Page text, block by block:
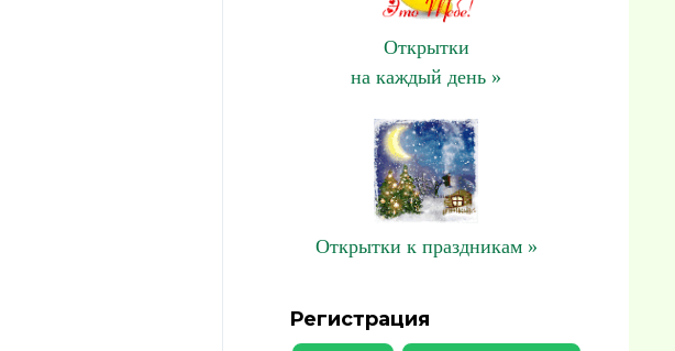
Открытки
на каждый день »
Открытки к праздникам »
Регистрация